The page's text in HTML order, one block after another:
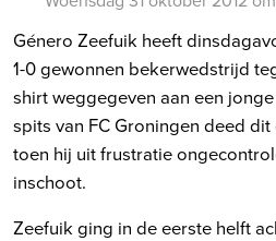
Género Zeefuik heeft
1-0 gewonnen bekerwedstrijd
shirt weggegeven aan een
spits van FC Groningen deed
toen hij uit frustratie
inschoot.
Zeefuik ging in de eerste helft